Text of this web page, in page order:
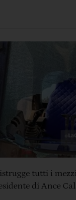
tutti i
di Ance